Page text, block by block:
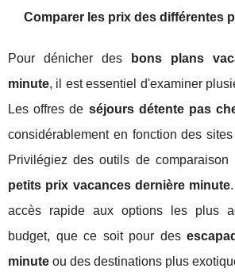
Comparer les prix des différentes
Pour dénicher des
bons plans
minute, il est essentiel d'examiner
Les offres de séjours détente pas
considérablement en fonction des
Privilégiez des outils de comparaison
petits prix vacances dernière minute
accès rapide aux options les plus
budget, que ce soit pour des
minute ou des destinations plus